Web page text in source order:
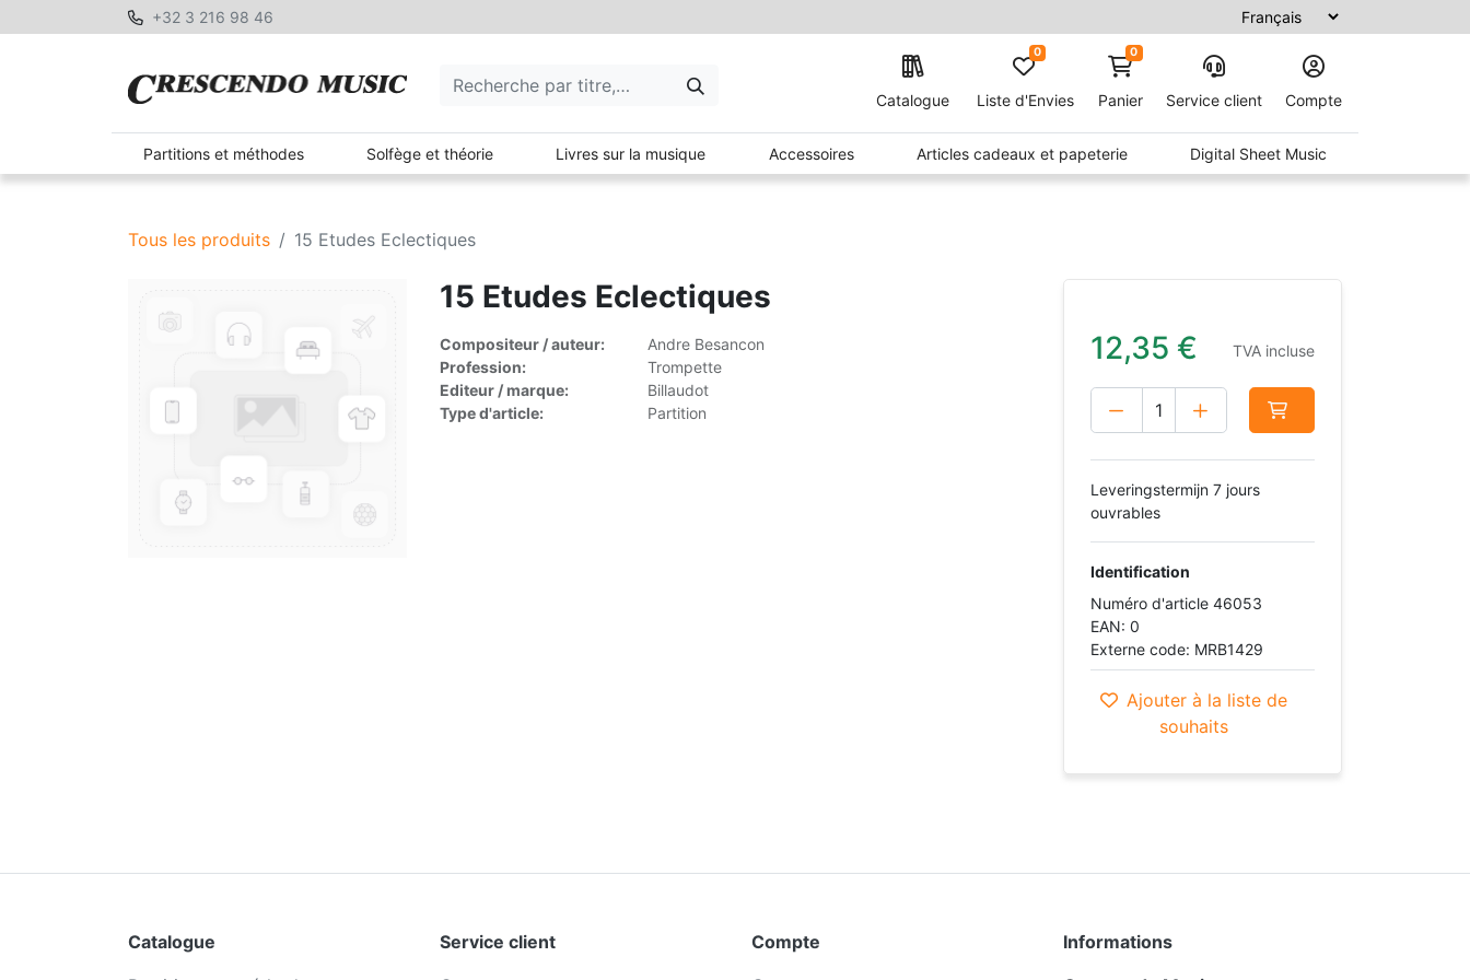
+32 3 216 98 46
Catalogue Liste d'Envies
0 0
Panier Service client Compte
Partitions et méthodes Solfège et théorie Livres sur la musique Accessoires Articles cadeaux et papeterie Digital Sheet Music
Tous les produits 15 Etudes Eclectiques
15 Etudes Eclectiques
Compositeur / auteur:
Andre Besancon
Profession:
Trompette
Editeur / marque:
Billaudot
Type d'article:
Partition
12,35 € TVA incluse
Leveringstermijn 7 jours
ouvrables
Identification
Numéro d'article 46053
EAN: 0
Externe code: MRB1429
Ajouter à la liste de
souhaits
Catalogue
Service client
Compte
Informations